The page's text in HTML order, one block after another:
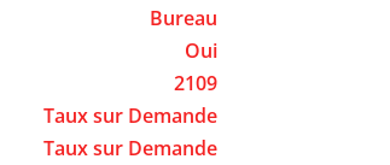
Bureau
Oui
2109
Taux sur Demande
Taux sur Demande